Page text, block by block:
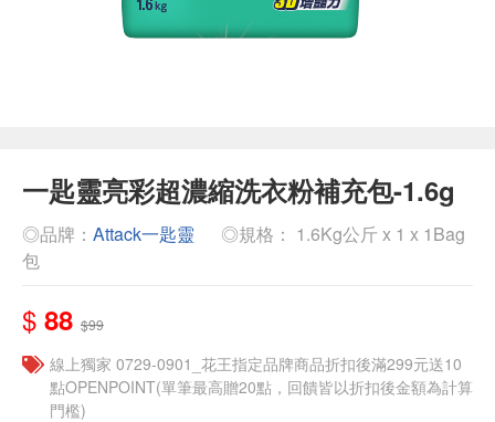
一匙靈亮彩超濃縮洗衣粉補充包-1.6g
◎品牌： Attack一匙靈
◎規格： 1.6Kg公斤 x 1 x 1Bag
包
$ 88 $99
線上獨家 0729-0901_花王指定品牌商品折扣後滿299元送10
點OPENPOINT(單筆最高贈20點，回饋皆以折扣後金額為計算
門檻)